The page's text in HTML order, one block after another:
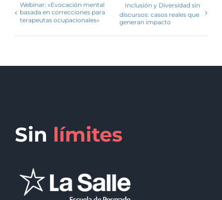
Webinar: «Evocación mental
basada en correcciones para
terapeutas ocupacionales»
Inclusión y Diversidad sin
discursos: casos reales que
generan impacto
Sin límites